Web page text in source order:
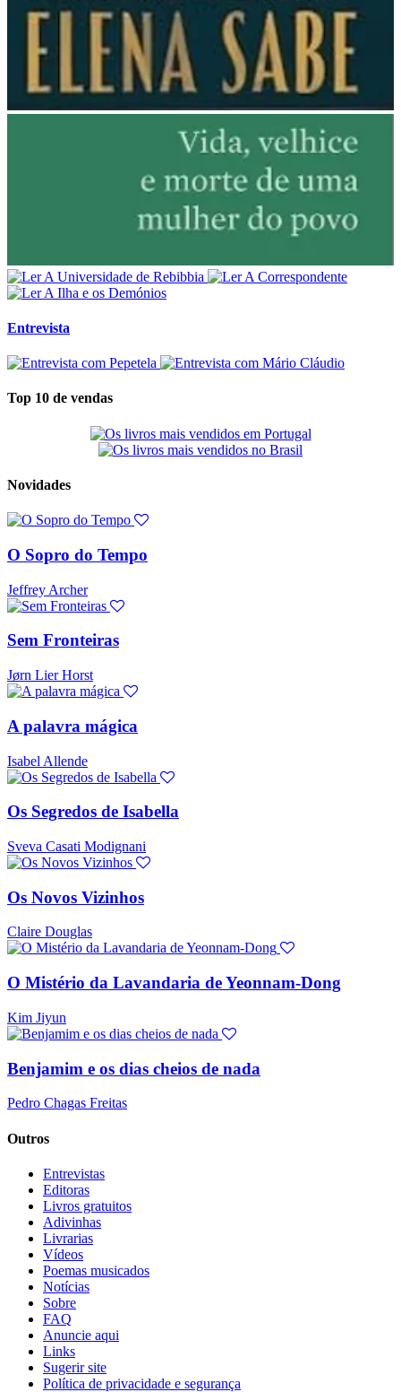
Entrevista
Top 10 de vendas
Novidades
O Sopro do Tempo
Jeffrey Archer
Sem Fronteiras
Jørn Lier Horst
A palavra mágica
Isabel Allende
Os Segredos de Isabella
Sveva Casati Modignani
Os Novos Vizinhos
Claire Douglas
O Mistério da Lavandaria de Yeonnam-Dong
Kim Jiyun
Benjamim e os dias cheios de nada
Pedro Chagas Freitas
Outros
Entrevistas
Editoras
Livros gratuitos
Adivinhas
Livrarias
Vídeos
Poemas musicados
Notícias
Sobre
FAQ
Anuncie aqui
Links
Sugerir site
Política de privacidade e segurança